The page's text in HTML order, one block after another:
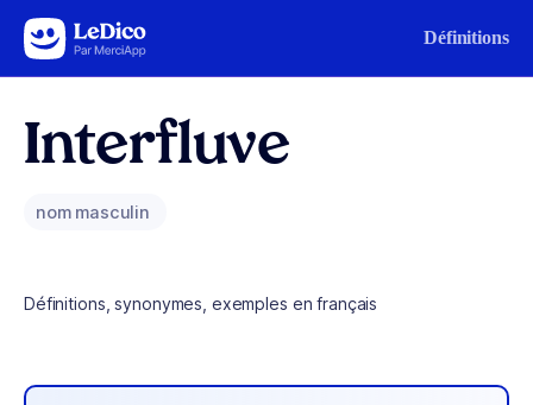
Aller au contenu Définitions
Interfluve
nom masculin
Définitions, synonymes, exemples en français